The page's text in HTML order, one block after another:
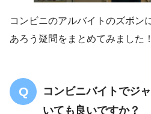
コンビニのアルバイトのズボン
あろう疑問をまとめてみました！
コンビニバイトでジ
いても良いですか？